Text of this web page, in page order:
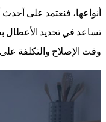
أنواعها، فنعتمد على أحدث
تساعد في تحديد الأعطال
وقت الإصلاح والتكلفة على